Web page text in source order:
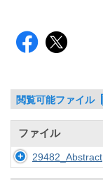
閲覧可能ファイル
ファイル
29482_Abstract